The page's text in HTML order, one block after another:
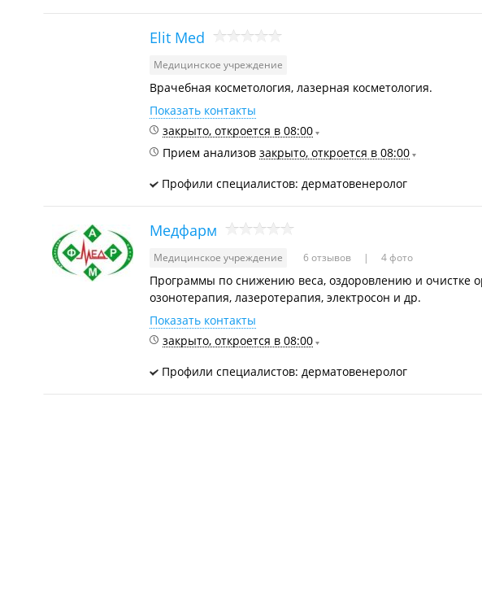
Elit Med
Медицинское учреждение
Врачебная косметология, лазерная косметология.
Показать контакты
закрыто, откроется в 08:00
Прием анализов закрыто, откроется в 08:00
Профили специалистов: дерматовенеролог
Медфарм
Медицинское учреждение 6 отзывов 4 фото
Программы по снижению веса, оздоровлению и очистке
озонотерапия, лазеротерапия, электросон и др.
Показать контакты
закрыто, откроется в 08:00
Профили специалистов: дерматовенеролог